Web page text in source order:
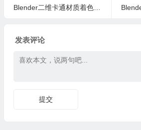
Blender二维卡通材质着色器资产预设 Komikaze V2.1.5
Blender冬天冰
发表评论